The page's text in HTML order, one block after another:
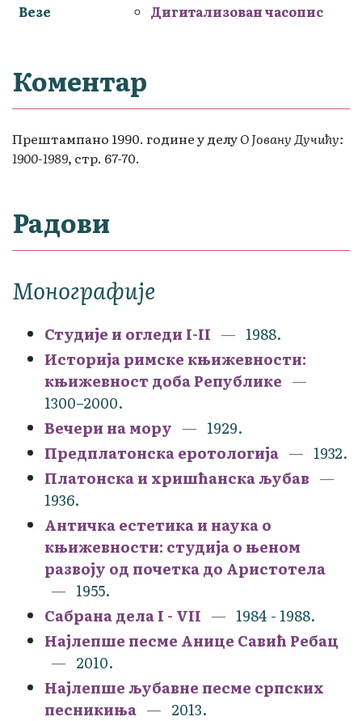
Везе
Дигитализован часопис
Коментар
Прештампано 1990. године у делуО Јовану Дучићу:
1900-1989, стр. 67-70.
Радови
Монографије
Студије и огледи I-II
1988.
Историја римске књижевности:
књижевност доба Републике
1300–2000.
Вечери на мору
1929.
Предплатонска еротологија
1932.
Платонска и хришћанска љубав
1936.
Античка естетика и наука о
књижевности: студија о њеном
развоју од почетка до Аристотела
1955.
Сабрана дела I - VII
1984 - 1988.
Најлепше песме Анице Савић Ребац
2010.
Најлепше љубавне песме српских
песникиња
2013.